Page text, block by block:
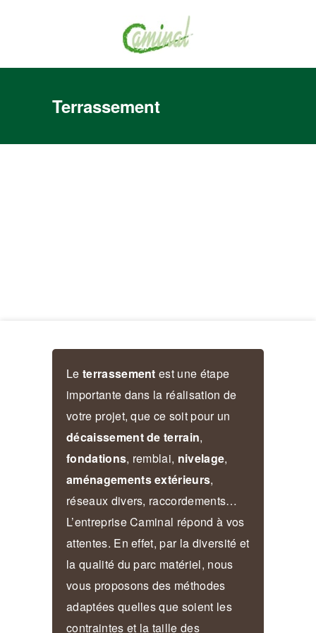
Terrassement
Le terrassement est une étape
importante dans la réalisation de
votre projet, que ce soit pour un
décaissement de terrain,
fondations, remblai, nivelage,
aménagements extérieurs,
réseaux divers, raccordements…
L’entreprise Caminal répond à vos
attentes. En effet, par la diversité et
la qualité du parc matériel, nous
vous proposons des méthodes
adaptées quelles que soient les
contraintes et la taille des